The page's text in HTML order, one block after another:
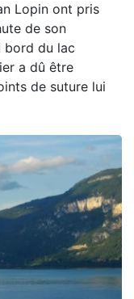
Lopin ont pris
de son
bord du lac
a dû être
de suture lui